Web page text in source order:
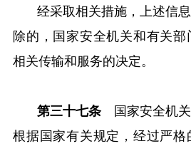
经采取相关措施，上述信
除的，国家安全机关和有关
相关传输和服务的决定。
第三十七条 国家安全机
根据国家有关规定，经过严